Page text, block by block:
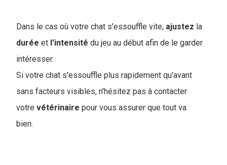
Dans le cas où votre chat s'essouffle vite, ajustez la
durée et l'intensité du jeu au début afin de le garder
intéresser.
Si votre chat s'essouffle plus rapidement qu'avant
sans facteurs visibles, n'hésitez pas à contacter
votre vétérinaire pour vous assurer que tout va
bien.